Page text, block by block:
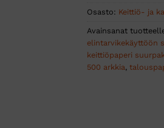
Osasto: Keittiö- ja
Avainsanat
elintarvikekäyttöön
keittiöpaperi
500 arkkia,